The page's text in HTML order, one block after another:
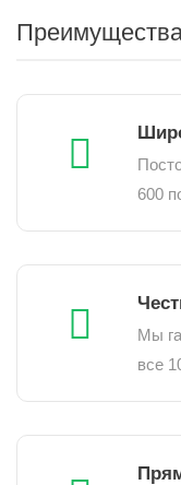
600
Мы
все